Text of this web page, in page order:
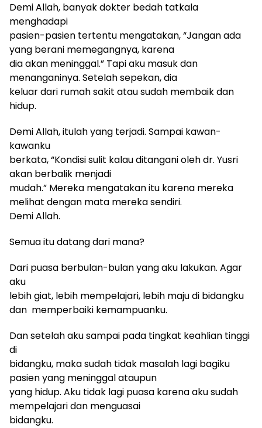
Demi Allah, banyak dokter bedah tatkala
menghadapi
pasien-pasien tertentu mengatakan, “Jangan ada
yang berani memegangnya, karena
dia akan meninggal.” Tapi aku masuk dan
menanganinya. Setelah sepekan, dia
keluar dari rumah sakit atau sudah membaik dan
hidup.
Demi Allah, itulah yang terjadi. Sampai kawan-
kawanku
berkata, “Kondisi sulit kalau ditangani oleh dr. Yusri
akan berbalik menjadi
mudah.” Mereka mengatakan itu karena mereka
melihat dengan mata mereka sendiri.
Demi Allah.
Semua itu datang dari mana?
Dari puasa berbulan-bulan yang aku lakukan. Agar
aku
lebih giat, lebih mempelajari, lebih maju di bidangku
dan memperbaiki kemampuanku.
Dan setelah aku sampai pada tingkat keahlian tinggi
di
bidangku, maka sudah tidak masalah lagi bagiku
pasien yang meninggal ataupun
yang hidup. Aku tidak lagi puasa karena aku sudah
mempelajari dan menguasai
bidangku.